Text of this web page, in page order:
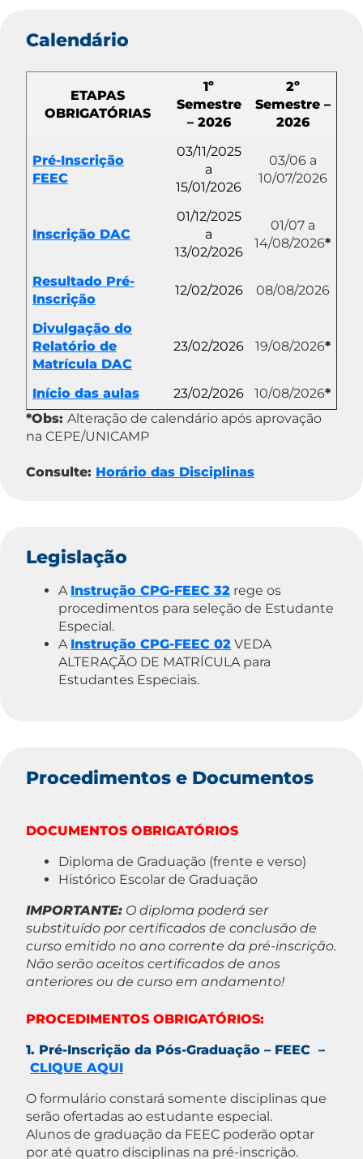
Calendário
ETAPAS
OBRIGATÓRIAS
1º
Semestre
– 2026
2º
Semestre –
2026
Pré-Inscrição
FEEC
03/11/2025
a
15/01/2026
03/06 a
10/07/2026
Inscrição DAC
01/12/2025
a
13/02/2026
01/07 a
14/08/2026*
Resultado Pré-
Inscrição
12/02/2026 08/08/2026
Divulgação do
Relatório de
Matrícula DAC
23/02/2026 19/08/2026*
Início das aulas 23/02/2026 10/08/2026*
*Obs: Alteração de calendário após aprovação
na CEPE/UNICAMP
Consulte: Horário das Disciplinas
Legislação
A Instrução CPG-FEEC 32 rege os
procedimentos para seleção de Estudante
Especial.
A Instrução CPG-FEEC 02 VEDA
ALTERAÇÃO DE MATRÍCULA para
Estudantes Especiais.
Procedimentos e Documentos
DOCUMENTOS OBRIGATÓRIOS
Diploma de Graduação (frente e verso)
Histórico Escolar de Graduação
IMPORTANTE: O diploma poderá ser
substituído por certificados de conclusão de
curso emitido no ano corrente da pré-inscrição.
Não serão aceitos certificados de anos
anteriores ou de curso em andamento!
PROCEDIMENTOS OBRIGATÓRIOS:
1. Pré-Inscrição da Pós-Graduação – FEEC –
CLIQUE AQUI
O formulário constará somente disciplinas que
serão ofertadas ao estudante especial.
Alunos de graduação da FEEC poderão optar
por até quatro disciplinas na pré-inscrição.